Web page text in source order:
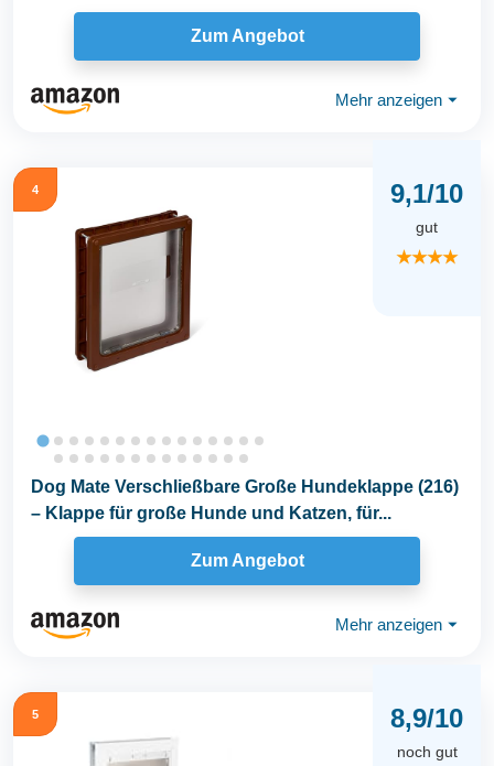
Zum Angebot
Mehr anzeigen ⏷
4 9,1/10
gut
★★★★
Dog Mate Verschließbare Große Hundeklappe (216)
– Klappe für große Hunde und Katzen, für...
Zum Angebot
Mehr anzeigen ⏷
5 8,9/10
noch gut